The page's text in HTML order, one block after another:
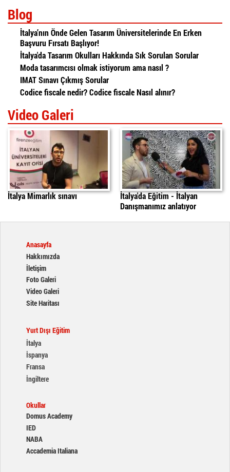
Blog
İtalya’nın Önde Gelen Tasarım Üniversitelerinde En Erken
Başvuru Fırsatı Başlıyor!
İtalya'da Tasarım Okulları Hakkında Sık Sorulan Sorular
Moda tasarımcısı olmak istiyorum ama nasıl ?
IMAT Sınavı Çıkmış Sorular
Codice fiscale nedir? Codice fiscale Nasıl alınır?
Video Galeri
İtalya'da Mimarlık Sınavı
İtalya Mimarlık sınavı
italyada egitim
daniele
İtalya'da Eğitim - İtalyan
Danışmanımız anlatıyor
Anasayfa
Hakkımızda
İletişim
Foto Galeri
Video Galeri
Site Haritası
Yurt Dışı Eğitim
İtalya
İspanya
Fransa
İngiltere
Okullar
Domus Academy
IED
NABA
Accademia Italiana